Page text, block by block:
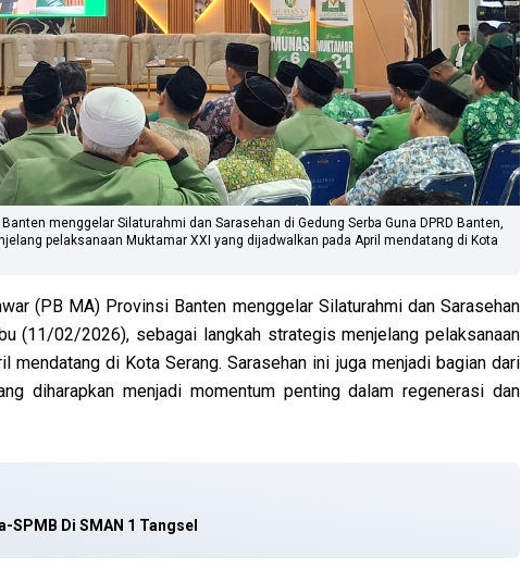
menggelar Silaturahmi dan Sarasehan di Gedung Serba Guna DPRD Banten,
pelaksanaan Muktamar XXI yang dijadwalkan pada April mendatang di Kota
(PB MA) Provinsi Banten menggelar Silaturahmi dan Sarasehan
(11/02/2026), sebagai langkah strategis menjelang pelaksanaan
mendatang di Kota Serang. Sarasehan ini juga menjadi bagian dari
diharapkan menjadi momentum penting dalam regenerasi dan
SPMB Di SMAN 1 Tangsel